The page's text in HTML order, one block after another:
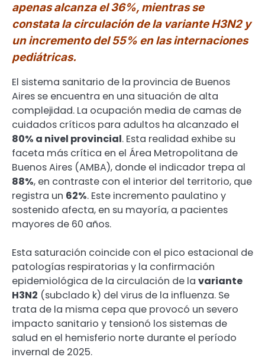
apenas alcanza el 36%, mientras se
constata la circulación de la variante H3N2 y
un incremento del 55% en las internaciones
pediátricas.
El sistema sanitario de la provincia de Buenos
Aires se encuentra en una situación de alta
complejidad. La ocupación media de camas de
cuidados críticos para adultos ha alcanzado el
80% a nivel provincial. Esta realidad exhibe su
faceta más crítica en el Área Metropolitana de
Buenos Aires (AMBA), donde el indicador trepa al
88%, en contraste con el interior del territorio, que
registra un 62%. Este incremento paulatino y
sostenido afecta, en su mayoría, a pacientes
mayores de 60 años.
Esta saturación coincide con el pico estacional de
patologías respiratorias y la confirmación
epidemiológica de la circulación de la variante
H3N2 (subclado k) del virus de la influenza. Se
trata de la misma cepa que provocó un severo
impacto sanitario y tensionó los sistemas de
salud en el hemisferio norte durante el período
invernal de 2025.